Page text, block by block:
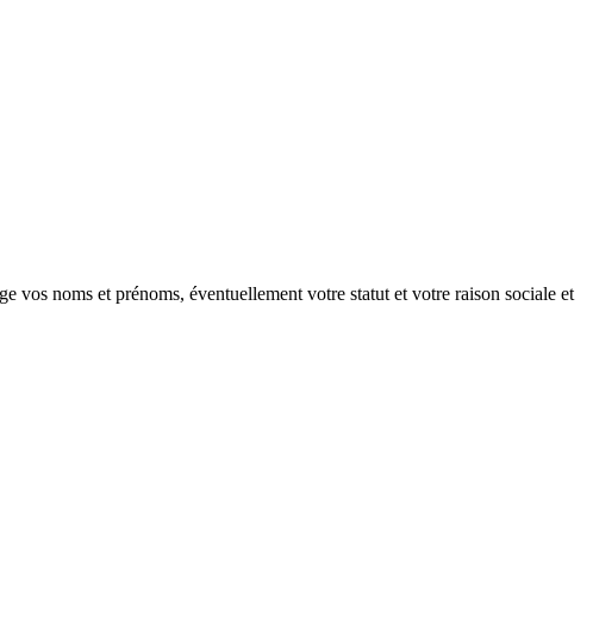
vos noms et prénoms, éventuellement votre statut et votre raison sociale et